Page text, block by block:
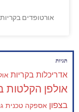
אורטופדים בקריות – 04-6069920 משה שרת 9
תגיות
אדריכלות בקריות
אולפן הקלטות
בצפון אספקה טכנית